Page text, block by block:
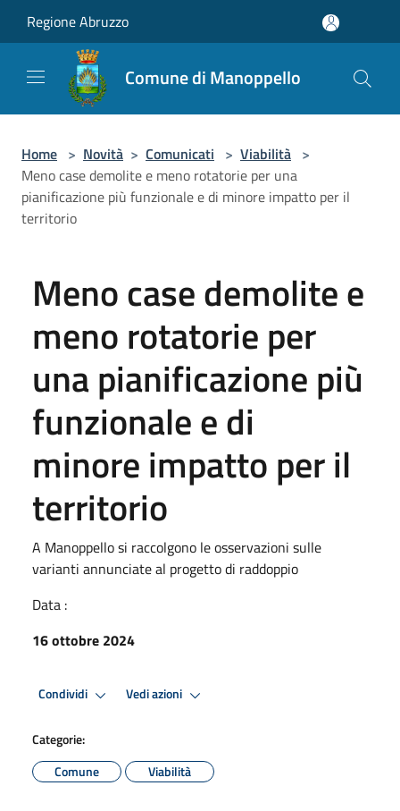
Regione Abruzzo
Comune di Manoppello
Home > Novità > Comunicati > Viabilità >
Meno case demolite e meno rotatorie per una
pianificazione più funzionale e di minore impatto per il
territorio
Meno case demolite e
meno rotatorie per
una pianificazione più
funzionale e di
minore impatto per il
territorio
A Manoppello si raccolgono le osservazioni sulle
varianti annunciate al progetto di raddoppio
Data :
16 ottobre 2024
Condividi Vedi azioni
Categorie:
Comune
Viabilità